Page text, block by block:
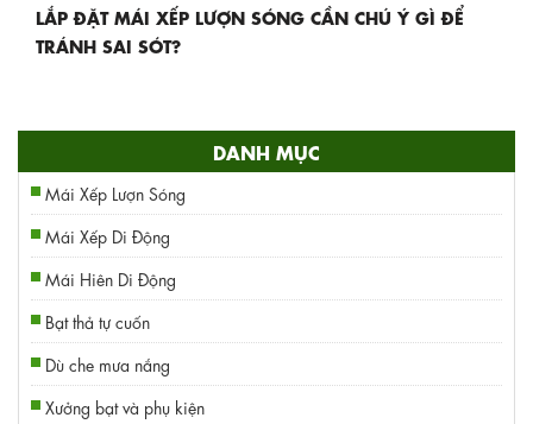
LẮP ĐẶT MÁI XẾP LƯỢN SÓNG CẦN CHÚ Ý GÌ ĐỂ
TRÁNH SAI SÓT?
DANH MỤC
Mái Xếp Lượn Sóng
Mái Xếp Di Động
Mái Hiên Di Động
Bạt thả tự cuốn
Dù che mưa nắng
Xưởng bạt và phụ kiện